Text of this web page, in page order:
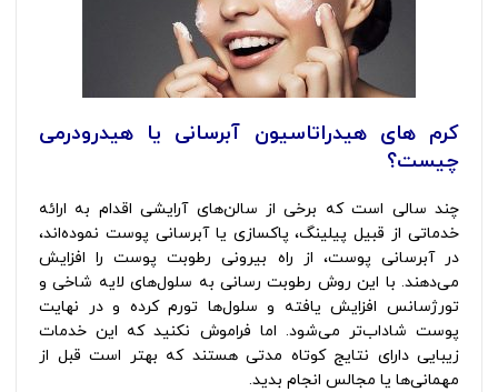
کرم های هیدراتاسیون آبرسانی یا هیدرودرمی
چیست؟
چند سالی است که برخی از سالن‌های آرایشی اقدام به ارائه
خدماتی از قبیل پیلینگ، پاکسازی یا آبرسانی پوست نموده‌اند،
در آبرسانی پوست، از راه بیرونی رطوبت پوست را افزایش
می‌دهند. با این روش رطوبت رسانی به سلول‌های لایه شاخی و
تورژسانس افزایش یافته و سلول‌ها تورم کرده و در نهایت
پوست شاداب‌تر می‌شود. اما فراموش نکنید که این خدمات
زیبایی دارای نتایج کوتاه مدتی هستند که بهتر است قبل از
مهمانی‌ها یا مجالس انجام بدید.